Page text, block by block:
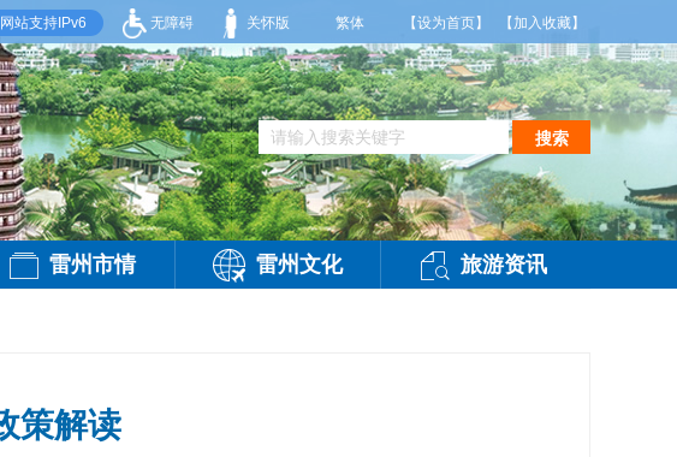
阵雨，偏西风2-3级，气温26到35度，相对湿度70%到95%。雷州市气象台2026年08月07日傍晚发布
网站支持IPv6 无障碍 关怀版 繁体 【设为首页】 【加入收藏】
搜索
雷州市情 雷州文化 旅游资讯
策解读